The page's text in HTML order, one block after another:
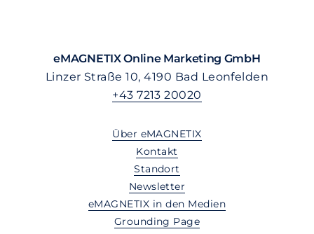
eMAGNETIX Online Marketing GmbH
Linzer Straße 10, 4190 Bad Leonfelden
+43 7213 20020
Über eMAGNETIX
Kontakt
Standort
Newsletter
eMAGNETIX in den Medien
Grounding Page